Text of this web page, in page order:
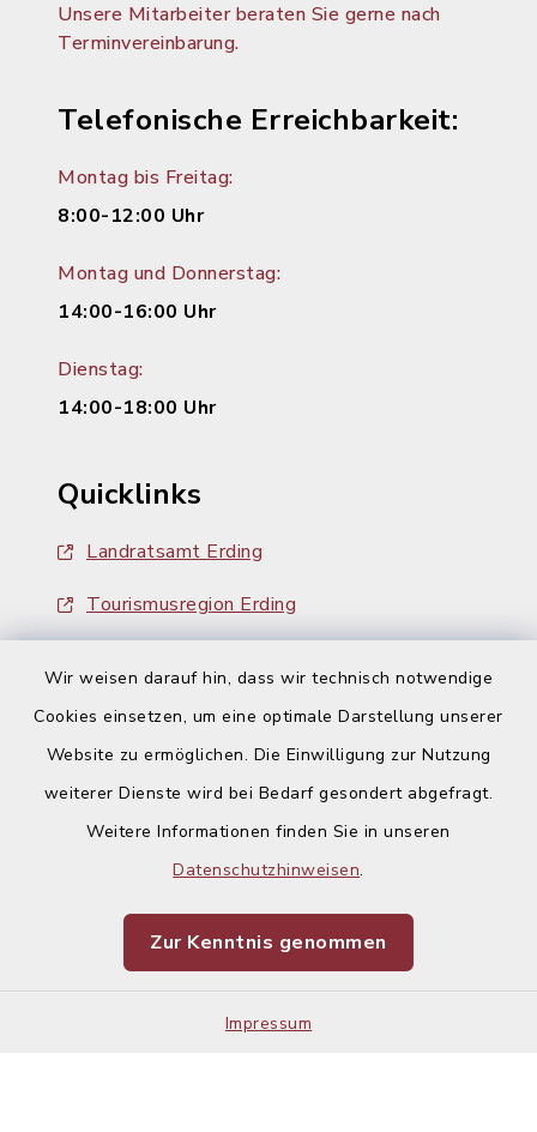
Wir weisen darauf hin, dass wir technisch notwendige
Cookies einsetzen, um eine optimale Darstellung unserer
Website zu ermöglichen. Die Einwilligung zur Nutzung
weiterer Dienste wird bei Bedarf gesondert abgefragt.
Weitere Informationen finden Sie in unseren
Datenschutzhinweisen.
Zur Kenntnis genommen
Impressum
Unsere Mitarbeiter beraten Sie gerne nach
Terminvereinbarung.
Telefonische Erreichbarkeit:
Montag bis Freitag:
8:00-12:00 Uhr
Montag und Donnerstag:
14:00-16:00 Uhr
Dienstag:
14:00-18:00 Uhr
Quicklinks
Landratsamt Erding
Tourismusregion Erding
Kontakt
Datenschutz
Impressum